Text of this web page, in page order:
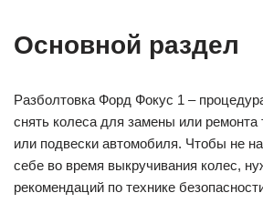
Основной раздел
Разболтовка Форд Фокус 1 –
снять колеса для замены или ремонта
или подвески автомобиля. Чтобы не
себе во время выкручивания колес,
рекомендаций по технике